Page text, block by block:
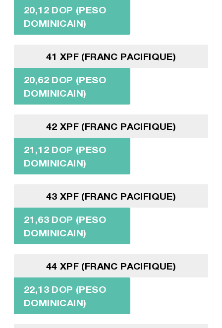
20,12 DOP (PESO
DOMINICAIN)
41 XPF (FRANC PACIFIQUE)
20,62 DOP (PESO
DOMINICAIN)
42 XPF (FRANC PACIFIQUE)
21,12 DOP (PESO
DOMINICAIN)
43 XPF (FRANC PACIFIQUE)
21,63 DOP (PESO
DOMINICAIN)
44 XPF (FRANC PACIFIQUE)
22,13 DOP (PESO
DOMINICAIN)